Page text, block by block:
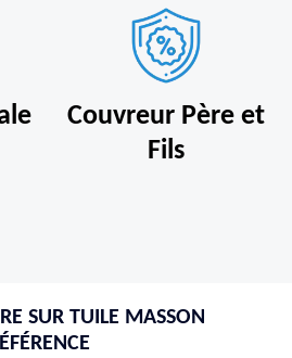
Couvreur Père et
Fils
SUR TUILE MASSON